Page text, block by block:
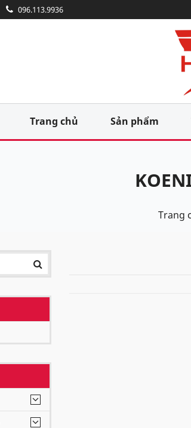
096.113.9936
Trang chủ Sản phẩm
Trang